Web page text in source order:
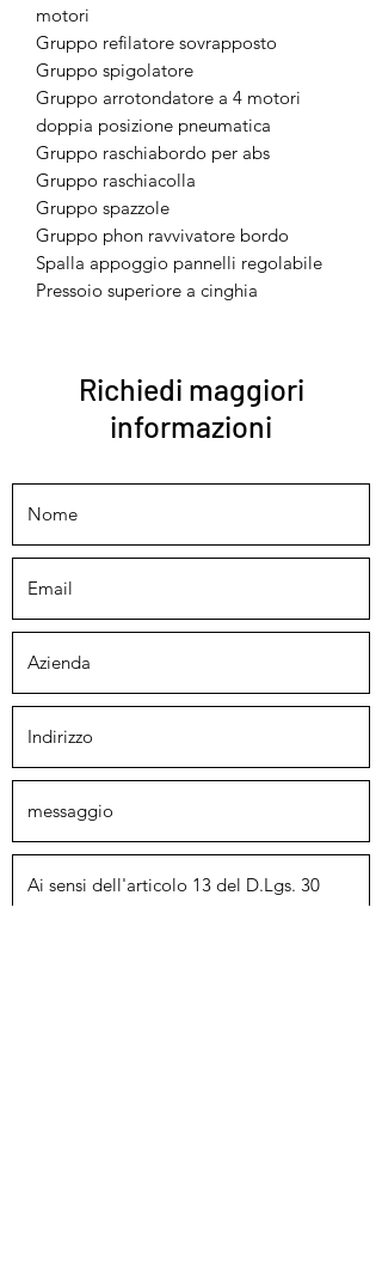
motori
Gruppo refilatore sovrapposto
Gruppo spigolatore
Gruppo arrotondatore a 4 motori
doppia posizione pneumatica
Gruppo raschiabordo per abs
Gruppo raschiacolla
Gruppo spazzole
Gruppo phon ravvivatore bordo
Spalla appoggio pannelli regolabile
Pressoio superiore a cinghia
Richiedi maggiori
informazioni